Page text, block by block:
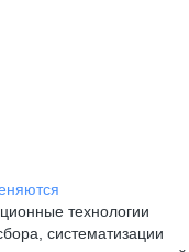
технологии
систематизации